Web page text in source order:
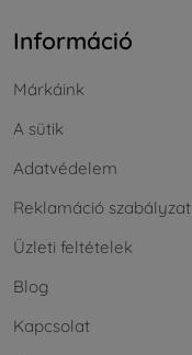
Információ
Márkáink
A sütik
Adatvédelem
Reklamáció szabályzat
Üzleti feltételek
Blog
Kapcsolat